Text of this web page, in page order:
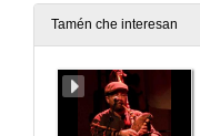
Tamén che interesan